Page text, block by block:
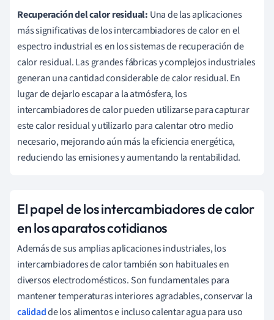
Recuperación del calor residual: Una de las aplicaciones
más significativas de los intercambiadores de calor en el
espectro industrial es en los sistemas de recuperación de
calor residual. Las grandes fábricas y complejos industriales
generan una cantidad considerable de calor residual. En
lugar de dejarlo escapar a la atmósfera, los
intercambiadores de calor pueden utilizarse para capturar
este calor residual y utilizarlo para calentar otro medio
necesario, mejorando aún más la eficiencia energética,
reduciendo las emisiones y aumentando la rentabilidad.
El papel de los intercambiadores de calor
en los aparatos cotidianos
Además de sus amplias aplicaciones industriales, los
intercambiadores de calor también son habituales en
diversos electrodomésticos. Son fundamentales para
mantener temperaturas interiores agradables, conservar la
calidadde los alimentos e incluso calentar agua para uso